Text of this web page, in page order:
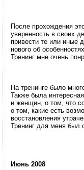
После прохождения
уверенность в своих
привести те или иные
нового об
Тренинг мне очень
На тренинге было
Также была
и женщин, о том, что
о том, какие есть
восстановления
Тренинг для меня был
Июнь 2008